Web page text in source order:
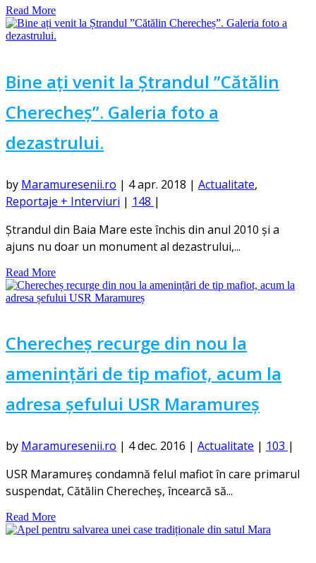
Read More
Bine ați venit la Ștrandul ”Cătălin
Cherecheș”. Galeria foto a
dezastrului.
by Maramuresenii.ro | 4 apr. 2018 | Actualitate,
Reportaje + Interviuri | 148 |
Ștrandul din Baia Mare este închis din anul 2010 și a
ajuns nu doar un monument al dezastrului,...
Read More
Cherecheș recurge din nou la
amenințări de tip mafiot, acum la
adresa șefului USR Maramureș
by Maramuresenii.ro | 4 dec. 2016 | Actualitate | 103 |
USR Maramureş condamnă felul mafiot în care primarul
suspendat, Cătălin Cherecheş, încearcă să...
Read More